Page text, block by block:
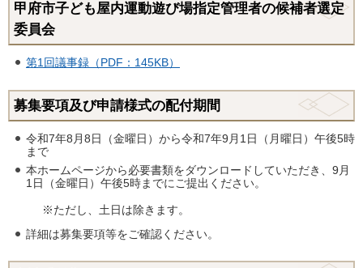
甲府市子ども屋内運動遊び場指定管理者の候補者選定
委員会
第1回議事録（PDF：145KB）
募集要項及び申請様式の配付期間
令和7年8月8日（金曜日）から令和7年9月1日（月曜日）午後5時
まで
本ホームページから必要書類をダウンロードしていただき、9月
1日（金曜日）午後5時までにご提出ください。
※ただし、土日は除きます。
詳細は募集要項等をご確認ください。